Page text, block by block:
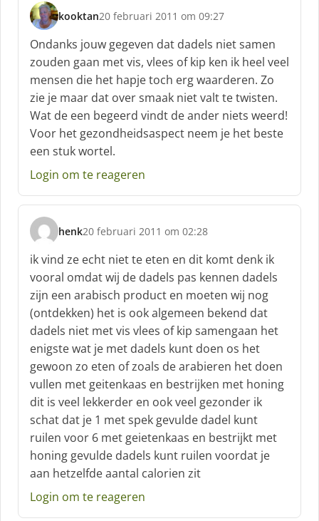
kooktan
s
c
h
r
e
e
f
:
20 februari 2011 om 09:27
Ondanks jouw gegeven dat dadels niet samen
zouden gaan met vis, vlees of kip ken ik heel veel
mensen die het hapje toch erg waarderen. Zo
zie je maar dat over smaak niet valt te twisten.
Wat de een begeerd vindt de ander niets weerd!
Voor het gezondheidsaspect neem je het beste
een stuk wortel.
Login om te reageren
henk
s
c
h
r
e
e
f
20 februari 2011 om 02:28
ik vind ze echt niet te eten en dit komt denk ik
vooral omdat wij de dadels pas kennen dadels
zijn een arabisch product en moeten wij nog
(ontdekken) het is ook algemeen bekend dat
dadels niet met vis vlees of kip samengaan het
enigste wat je met dadels kunt doen os het
gewoon zo eten of zoals de arabieren het doen
vullen met geitenkaas en bestrijken met honing
dit is veel lekkerder en ook veel gezonder ik
schat dat je 1 met spek gevulde dadel kunt
ruilen voor 6 met geietenkaas en bestrijkt met
honing gevulde dadels kunt ruilen voordat je
aan hetzelfde aantal calorien zit
Login om te reageren